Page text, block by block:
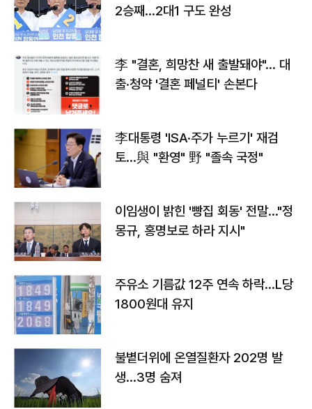
2승째…2대1 구도 완성
李 "결혼, 희망찬 새 출발돼야"… 대
출·청약 '결혼 페널티' 손본다
李대통령 'ISA·주가 누르기' 재검
토…與 "환영" 野 "졸속 국정"
이임생이 밝힌 '빵집 회동' 전말…"정
몽규, 홍명보로 하라 지시"
주유소 기름값 12주 연속 하락…L당
1800원대 유지
불볕더위에 온열질환자 202명 발
생…3명 숨져